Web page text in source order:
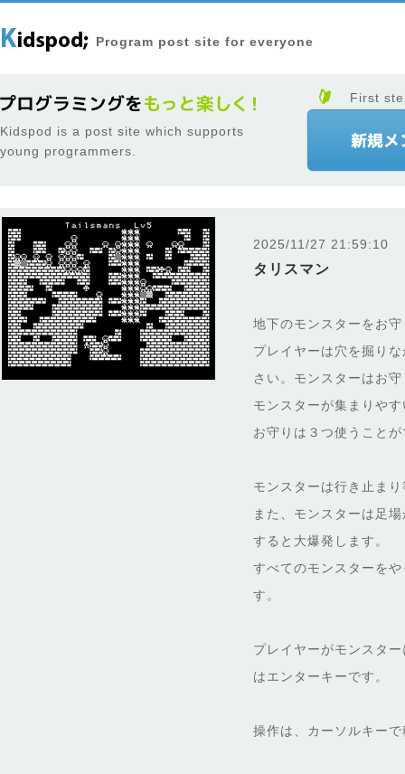
Program post site for everyone
Kidspod is a post site which supports
young programmers.
First
2025/11/27 21:59:10
タリスマン
地下のモンスターをお
プレイヤーは穴を掘り
さい。モンスターはお
モンスターが集まりや
お守りは３つ使うこと
モンスターは行き止ま
また、モンスターは足
すると大爆発します。
すべてのモンスターを
す。
プレイヤーがモンスタ
はエンターキーです。
操作は、カーソルキー